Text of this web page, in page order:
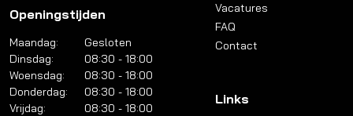
Openingstijden
Maandag:
Gesloten
Dinsdag:
08:30 - 18:00
Woensdag:
08:30 - 18:00
Donderdag:
08:30 - 18:00
Vrijdag:
08:30 - 18:00
Vacatures
FAQ
Contact
Links